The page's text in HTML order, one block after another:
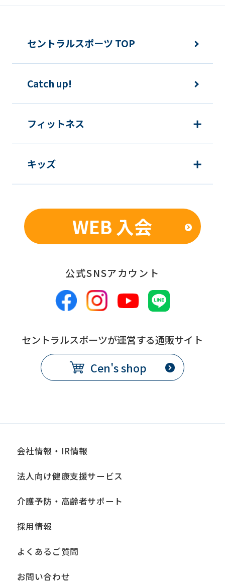
セントラルスポーツ TOP
Catch up!
フィットネス
キッズ
WEB 入会
公式SNSアカウント
セントラルスポーツが運営する通販サイト
Cen's shop
会社情報・IR情報
法人向け健康支援サービス
介護予防・高齢者サポート
採用情報
よくあるご質問
お問い合わせ